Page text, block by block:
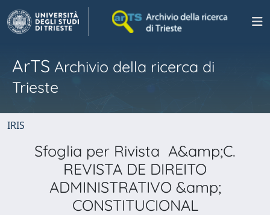
ArTS Archivio della ricerca di
Trieste
IRIS
Sfoglia per Rivista A&amp;C.
REVISTA DE DIREITO
ADMINISTRATIVO &amp;
CONSTITUCIONAL